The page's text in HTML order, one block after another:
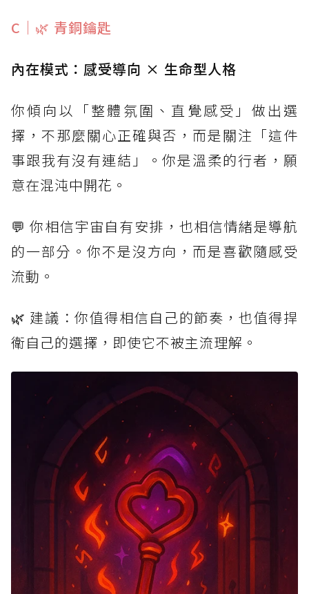
C｜🌿 青銅鑰匙
內在模式：感受導向 × 生命型人格
你傾向以「整體氛圍、直覺感受」做出選
擇，不那麼關心正確與否，而是關注「這件
事跟我有沒有連結」。你是溫柔的行者，願
意在混沌中開花。
💬 你相信宇宙自有安排，也相信情緒是導航
的一部分。你不是沒方向，而是喜歡隨感受
流動。
🌿 建議：你值得相信自己的節奏，也值得捍
衛自己的選擇，即使它不被主流理解。